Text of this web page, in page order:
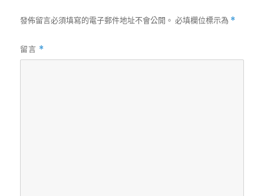
發佈留言必須填寫的電子郵件地址不會公開。 必填欄位標示為 *
留言 *